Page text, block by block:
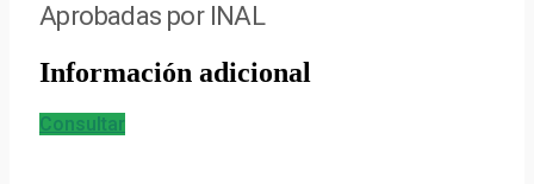
Aprobadas por INAL
Información adicional
Consultar